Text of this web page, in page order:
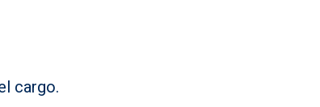
cargo.